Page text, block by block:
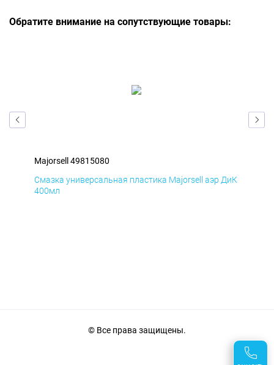
Обратите внимание на сопутствующие товары:
Majorsell 49815080
Смазка универсальная пластика Majorsell аэр ДиК
400мл
© Все права защищены.